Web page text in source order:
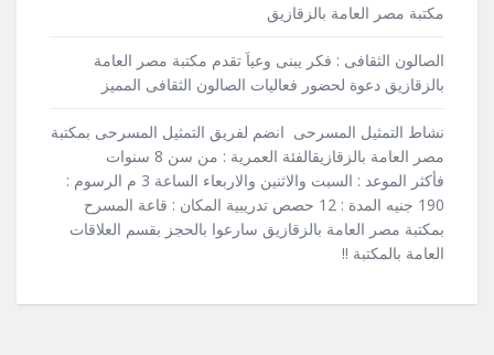
مكتبة مصر العامة بالزقازيق
الصالون الثقافى : فكر يبنى وعياَ تقدم مكتبة مصر العامة
بالزقازيق دعوة لحضور فعاليات الصالون الثقافى المميز
نشاط التمثيل المسرحى انضم لفريق التمثيل المسرحى بمكتبة
مصر العامة بالزقازيقالفئة العمرية : من سن 8 سنوات
فأكثر الموعد : السبت والاثنين والاربعاء الساعة 3 م الرسوم :
190 جنيه المدة : 12 حصص تدريبية المكان : قاعة المسرح
بمكتبة مصر العامة بالزقازيق سارعوا بالحجز بقسم العلاقات
العامة بالمكتبة !!